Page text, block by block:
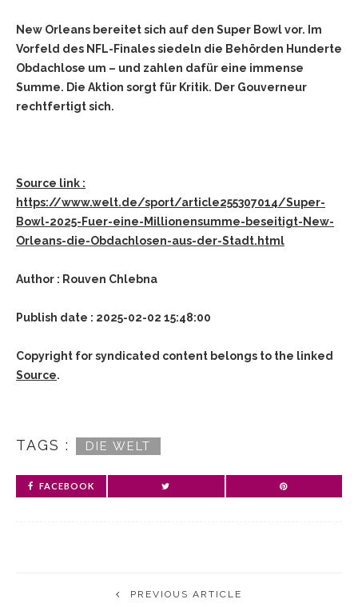
New Orleans bereitet sich auf den Super Bowl vor. Im
Vorfeld des NFL-Finales siedeln die Behörden Hunderte
Obdachlose um – und zahlen dafür eine immense
Summe. Die Aktion sorgt für Kritik. Der Gouverneur
rechtfertigt sich.
Source link :
https://www.welt.de/sport/article255307014/Super-
Bowl-2025-Fuer-eine-Millionensumme-beseitigt-New-
Orleans-die-Obdachlosen-aus-der-Stadt.html
Author : Rouven Chlebna
Publish date : 2025-02-02 15:48:00
Copyright for syndicated content belongs to the linked
Source.
TAGS : DIE WELT
FACEBOOK
PREVIOUS ARTICLE